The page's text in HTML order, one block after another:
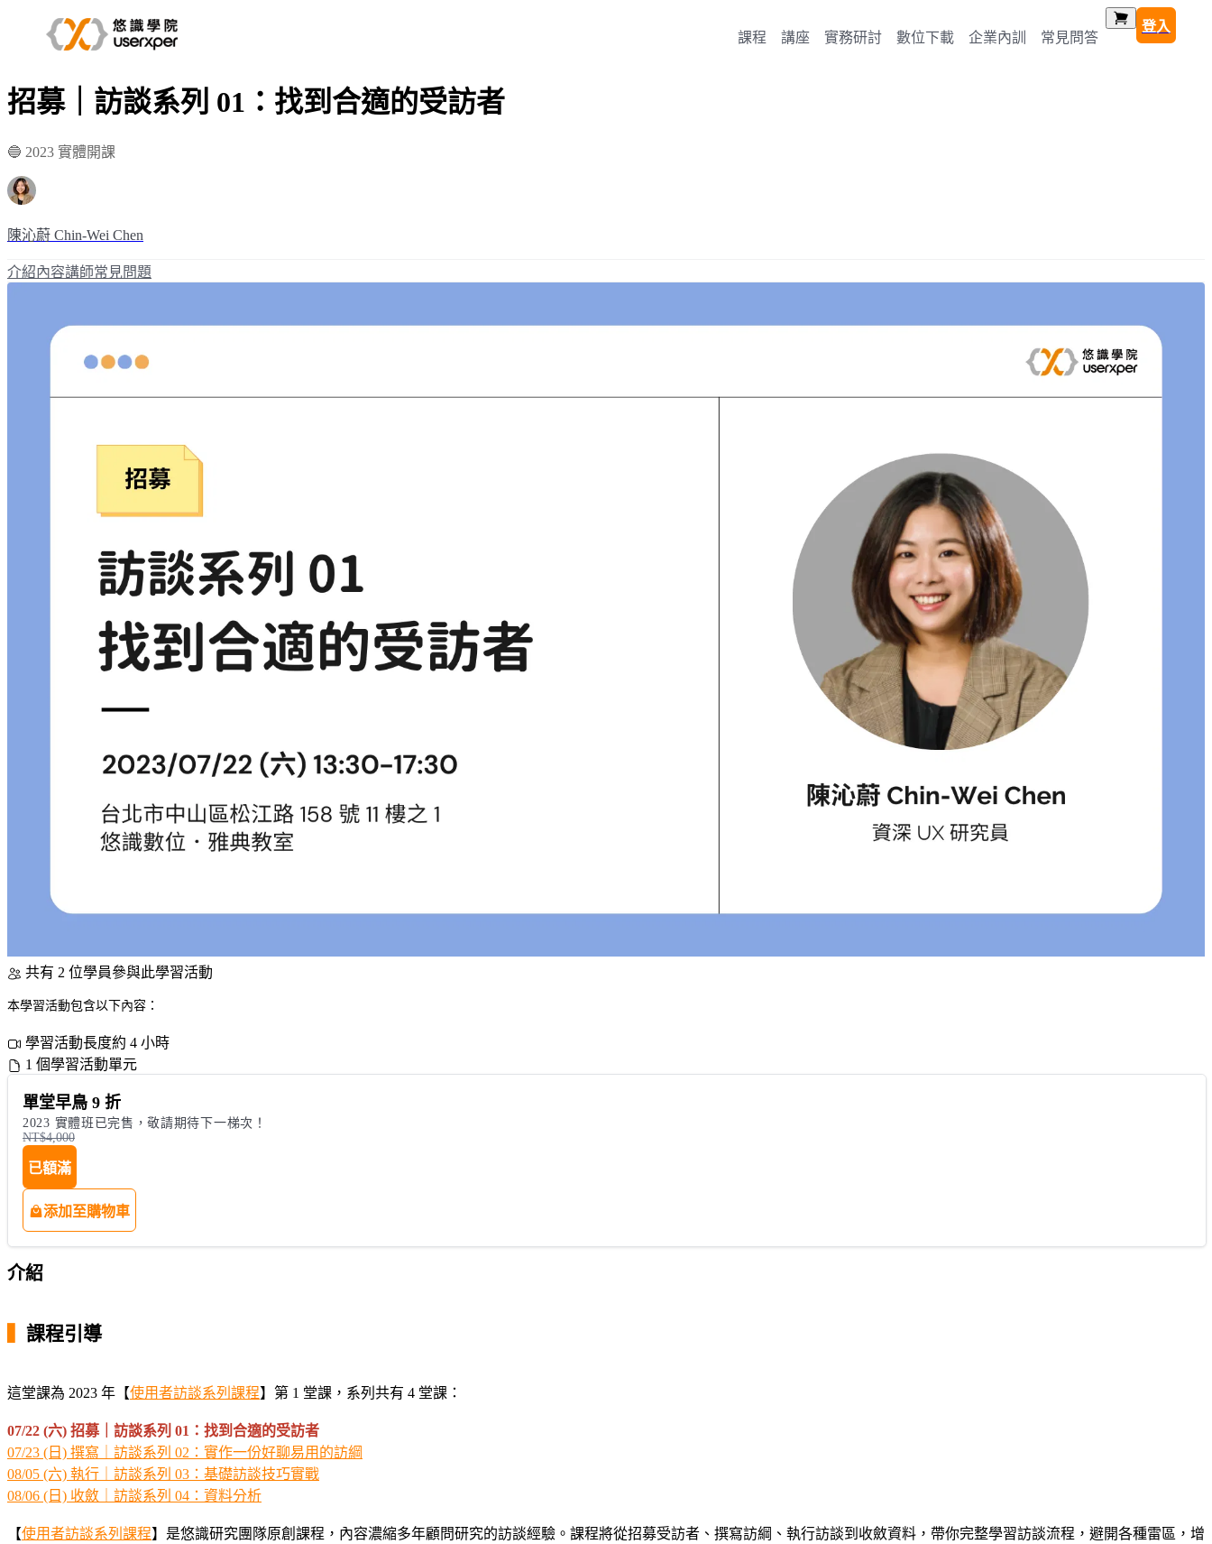
課程 講座 實務研討 數位下載 企業內訓 常見問答
登入
招募｜訪談系列 01：找到合適的受訪者
🔵 2023 實體開課
陳沁蔚 Chin-Wei Chen
介紹內容講師常見問題
共有 2 位學員參與此學習活動
本學習活動包含以下內容：
學習活動長度約 4 小時
1 個學習活動單元
單堂早鳥 9 折
2023 實體班已完售，敬請期待下一梯次！
NT$4,000
已額滿
添加至購物車
介紹
課程引導
這堂課為 2023 年【使用者訪談系列課程】第 1 堂課，系列共有 4 堂課：
07/22 (六) 招募｜訪談系列 01：找到合適的受訪者
07/23 (日) 撰寫｜訪談系列 02：實作一份好聊易用的訪綱
08/05 (六) 執行｜訪談系列 03：基礎訪談技巧實戰
08/06 (日) 收斂｜訪談系列 04：資料分析
【使用者訪談系列課程】是悠識研究團隊原創課程，內容濃縮多年顧問研究的訪談經驗。課程將從招募受訪者、撰寫訪綱、執行訪談到收斂資料，帶你完整學習訪談流程，避開各種雷區，增